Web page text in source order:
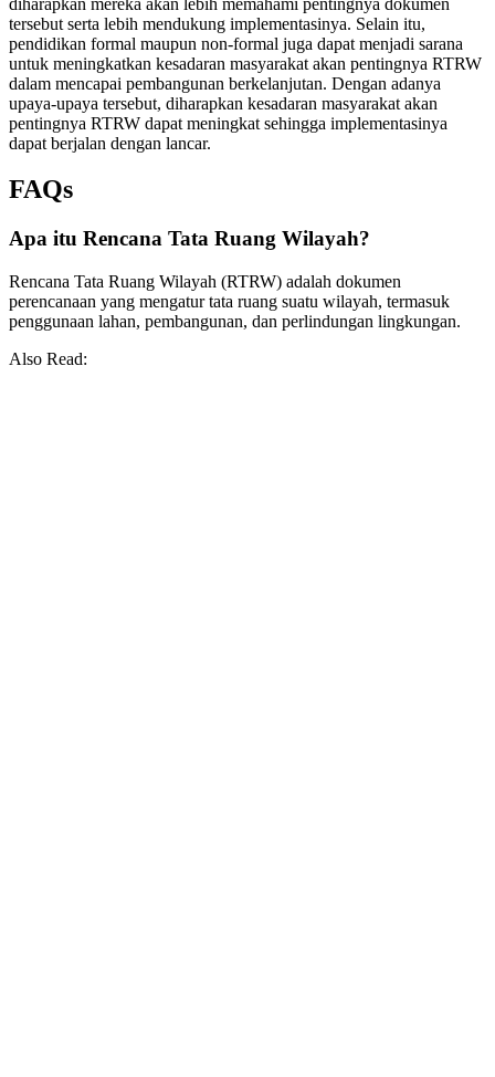
tersebut serta lebih mendukung implementasinya. Selain itu,
pendidikan formal maupun non-formal juga dapat menjadi sarana
untuk meningkatkan kesadaran masyarakat akan pentingnya RTRW
dalam mencapai pembangunan berkelanjutan. Dengan adanya
upaya-upaya tersebut, diharapkan kesadaran masyarakat akan
pentingnya RTRW dapat meningkat sehingga implementasinya
dapat berjalan dengan lancar.
FAQs
Apa itu Rencana Tata Ruang Wilayah?
Rencana Tata Ruang Wilayah (RTRW) adalah dokumen
perencanaan yang mengatur tata ruang suatu wilayah, termasuk
penggunaan lahan, pembangunan, dan perlindungan lingkungan.
Also Read: